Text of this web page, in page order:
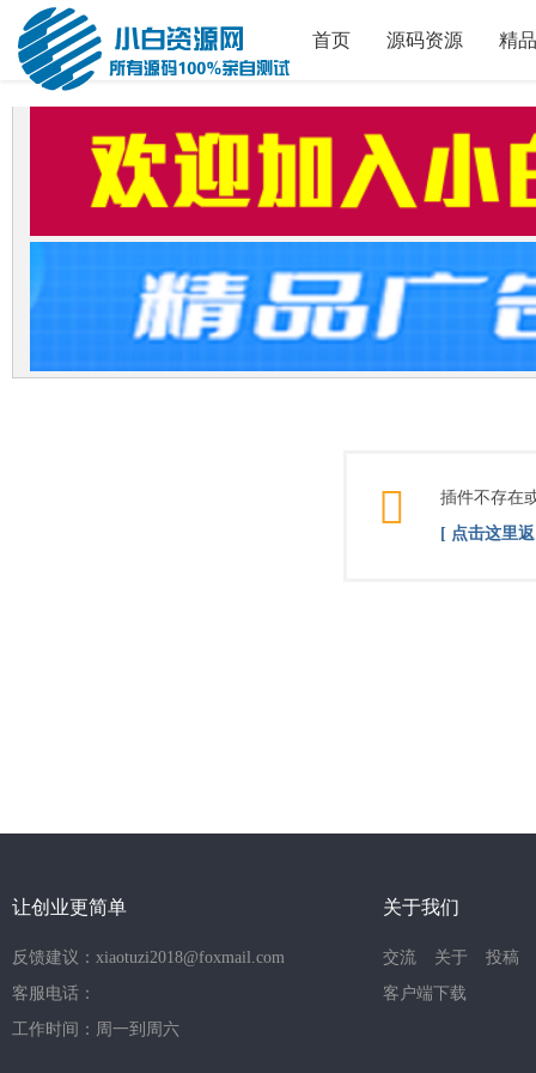
首页 源码资源 精
插件不存在
[ 点击这里
让创业更简单
反馈建议：xiaotuzi2018@foxmail.com
客服电话：
工作时间：周一到周六
关于我们
交流 关于
投稿
客户端下载